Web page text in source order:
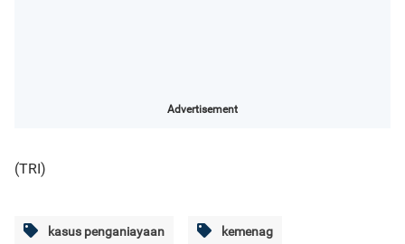
Advertisement
(TRI)
kasus penganiayaan kemenag